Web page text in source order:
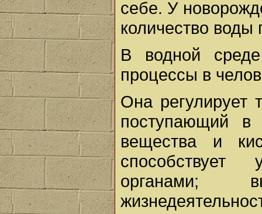
себе. У
количество
В водной
процессы в
Она регулирует
поступающий в
вещества и
способствует
органами;